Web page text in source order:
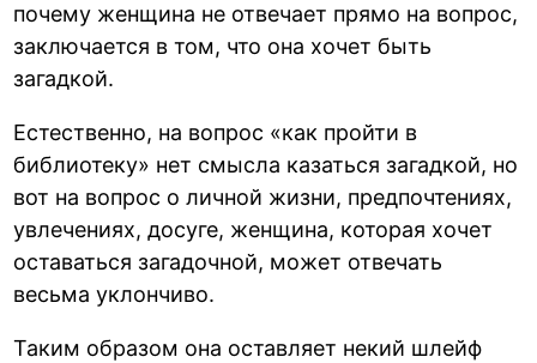
почему женщина не отвечает прямо на вопрос,
заключается в том, что она хочет быть
загадкой.
Естественно, на вопрос «как пройти в
библиотеку» нет смысла казаться загадкой, но
вот на вопрос о личной жизни, предпочтениях,
увлечениях, досуге, женщина, которая хочет
оставаться загадочной, может отвечать
весьма уклончиво.
Таким образом она оставляет некий шлейф